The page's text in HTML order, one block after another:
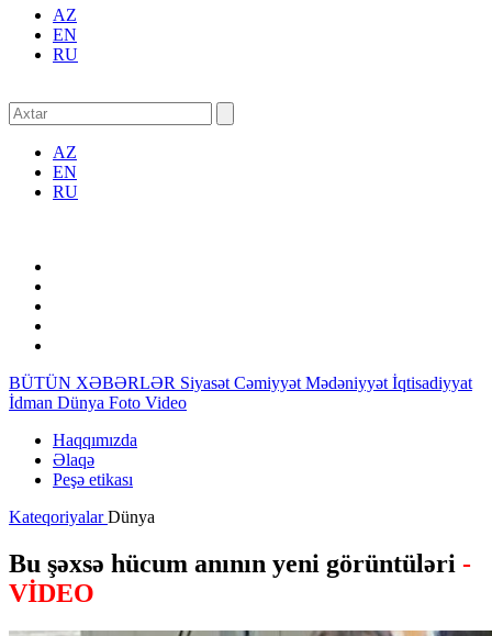
AZ
EN
RU
AZ
EN
RU
BÜTÜN XƏBƏRLƏR Siyasət Cəmiyyət Mədəniyyət İqtisadiyyat
İdman Dünya Foto Video
Haqqımızda
Əlaqə
Peşə etikası
KateqoriyalarDünya
Bu şəxsə hücum anının yeni görüntüləri -
VİDEO